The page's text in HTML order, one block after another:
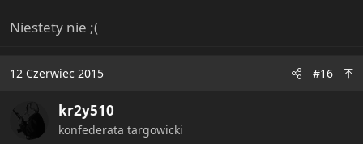
Niestety nie ;(
12 Czerwiec 2015 #16
kr2y510
konfederata targowicki